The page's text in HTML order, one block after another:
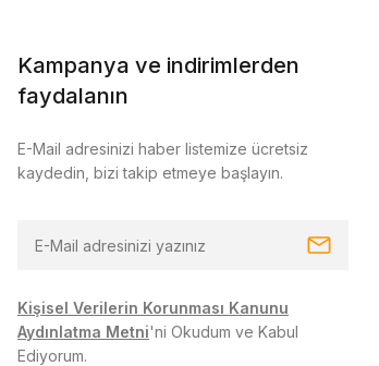
Kampanya ve indirimlerden
faydalanın
E-Mail adresinizi haber listemize ücretsiz
kaydedin, bizi takip etmeye başlayın.
Kişisel Verilerin Korunması Kanunu
Aydınlatma Metni'ni Okudum ve Kabul
Ediyorum.